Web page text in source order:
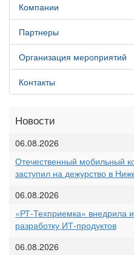
Компании
Партнеры
Организация мероприятий
Контакты
Новости
06.08.2026
Отечественный мобильный
заступил на дежурство в
06.08.2026
«РТ-Техприемка» внедрила
разработку ИТ-продуктов
06.08.2026